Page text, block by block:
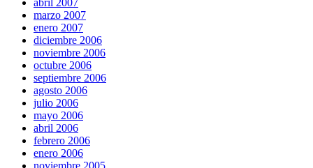
abril 2007
marzo 2007
enero 2007
diciembre 2006
noviembre 2006
octubre 2006
septiembre 2006
agosto 2006
julio 2006
mayo 2006
abril 2006
febrero 2006
enero 2006